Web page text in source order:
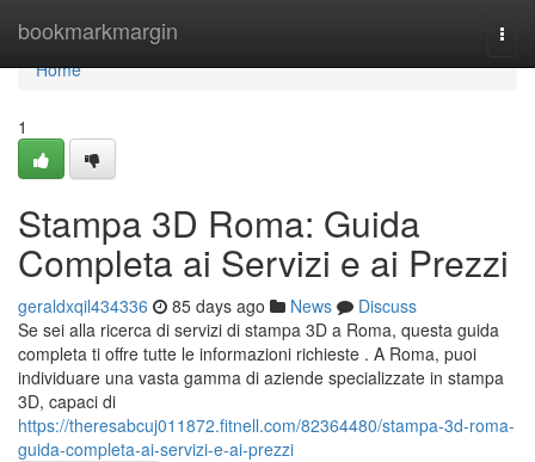
bookmarkmargin
Home
Home
1
Stampa 3D Roma: Guida
Completa ai Servizi e ai Prezzi
geraldxqil434336 85 days ago News
Discuss
Se sei alla ricerca di servizi di stampa 3D a Roma, questa guida
completa ti offre tutte le informazioni richieste . A Roma, puoi
individuare una vasta gamma di aziende specializzate in stampa
3D, capaci di
https://theresabcuj011872.fitnell.com/82364480/stampa-3d-roma-
guida-completa-ai-servizi-e-ai-prezzi